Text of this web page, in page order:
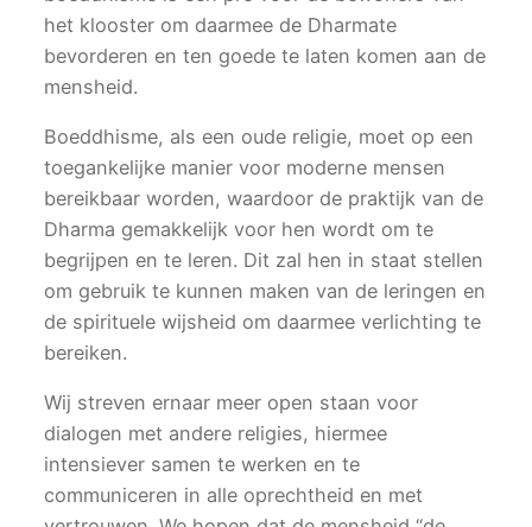
het klooster om daarmee de Dharmate
bevorderen en ten goede te laten komen aan de
mensheid.
Boeddhisme, als een oude religie, moet op een
toegankelijke manier voor moderne mensen
bereikbaar worden, waardoor de praktijk van de
Dharma gemakkelijk voor hen wordt om te
begrijpen en te leren. Dit zal hen in staat stellen
om gebruik te kunnen maken van de leringen en
de spirituele wijsheid om daarmee verlichting te
bereiken.
Wij streven ernaar meer open staan voor
dialogen met andere religies, hiermee
intensiever samen te werken en te
communiceren in alle oprechtheid en met